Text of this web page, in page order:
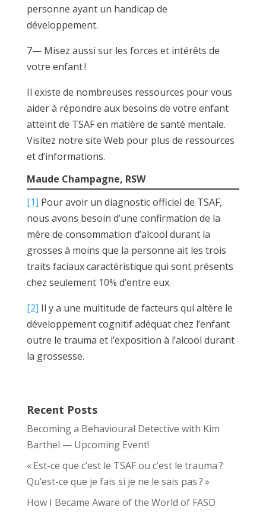
personne ayant un handicap de
développement.
7— Misez aussi sur les forces et intérêts de
votre enfant !
Il existe de nombreuses ressources pour vous
aider à répondre aux besoins de votre enfant
atteint de TSAF en matière de santé mentale.
Visitez notre site Web pour plus de ressources
et d’informations.
Maude Champagne, RSW
[1] Pour avoir un diagnostic officiel de TSAF,
nous avons besoin d’une confirmation de la
mère de consommation d’alcool durant la
grosses à moins que la personne ait les trois
traits faciaux caractéristique qui sont présents
chez seulement 10% d’entre eux.
[2] Il y a une multitude de facteurs qui altère le
développement cognitif adéquat chez l’enfant
outre le trauma et l’exposition à l’alcool durant
la grossesse.
Recent Posts
Becoming a Behavioural Detective with Kim
Barthel — Upcoming Event!
« Est-ce que c’est le TSAF ou c’est le trauma ?
Qu’est-ce que je fais si je ne le sais pas ? »
How I Became Aware of the World of FASD